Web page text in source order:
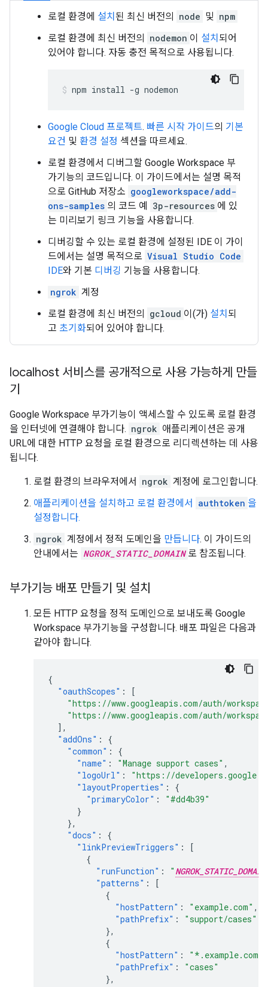
로컬 환경에 설치 된 최신 버전의 node 및 npm
로컬 환경에 최신 버전의
nodemon 이 설치 되어
있어야 합니다. 자동 충전 목적으로 사용됩니다.
npm install -g nodemon
Google Cloud 프로젝트. 빠른 시작 가이드의 기본
요건 및 환경 설정 섹션을 따르세요.
로컬 환경에서 디버그할 Google Workspace 부
가기능의 코드입니다. 이 가이드에서는 설명 목적
으로 GitHub 저장소 googleworkspace/add-
ons-samples 의 코드 예 3p-resources 에 있
는 미리보기 링크 기능을 사용합니다.
디버깅할 수 있는 로컬 환경에 설정된 IDE 이 가이
드에서는 설명 목적으로 Visual Studio Code
IDE와 기본 디버깅 기능을 사용합니다.
ngrok 계정
로컬 환경에 최신 버전의
gcloud 이(가) 설치 되
고 초기화되어 있어야 합니다.
localhost 서비스를 공개적으로 사용 가능하게 만들
기
Google Workspace 부가기능이 액세스할 수 있도록 로컬 환경
을 인터넷에 연결해야 합니다. ngrok 애플리케이션은 공개
URL에 대한 HTTP 요청을 로컬 환경으로 리디렉션하는 데 사용
됩니다.
로컬 환경의 브라우저에서 ngrok 계정에 로그인합니다.
애플리케이션을 설치하고 로컬 환경에서
authtoken 을
설정합니다.
ngrok 계정에서 정적 도메인을 만듭니다. 이 가이드의
안내에서는 NGROK_STATIC_DOMAIN 로 참조됩니다.
부가기능 배포 만들기 및 설치
모든 HTTP 요청을 정적 도메인으로 보내도록 Google
Workspace 부가기능을 구성합니다. 배포 파일은 다음과
같아야 합니다.
{
"oauthScopes" :
[
"https://www.googleapis.com/auth/
"https://www.googleapis.com/auth/
],
"addOns" :
{
"common" :
{
"name" : "Manage support cases" ,
"logoUrl" :
"https://
"layoutProperties" :
{
"primaryColor" :
"#dd4b39"
}
},
"docs" :
{
"linkPreviewTriggers" :
[
{
"runFunction" : " NGROK_STATIC_DOMAIN
"patterns" :
[
{
"hostPattern" : "example.com" ,
"pathPrefix" :
"support/cases"
},
{
"hostPattern" : "*.example.com"
"pathPrefix" :
"cases"
},